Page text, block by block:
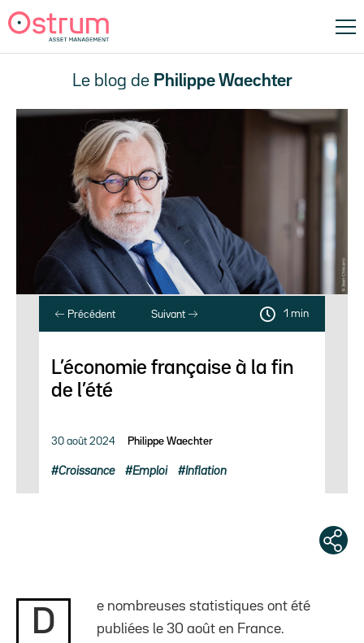
Le blog de Philippe Waechter
Précédent Suivant 1 min
L’économie française à la fin
de l’été
30 août 2024 Philippe Waechter
Croissance Emploi Inflation
D
e nombreuses statistiques ont été
publiées le 30 août en France.